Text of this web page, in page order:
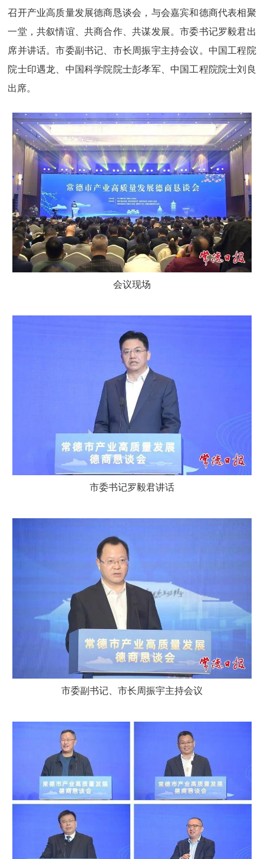
召开产业高质量发展德商恳谈会，与会嘉宾和德商代表相聚
一堂，共叙情谊、共商合作、共谋发展。市委书记罗毅君出
席并讲话。市委副书记、市长周振宇主持会议。中国工程院
院士印遇龙、中国科学院院士彭孝军、中国工程院院士刘良
出席。
会议现场
市委书记罗毅君讲话
市委副书记、市长周振宇主持会议